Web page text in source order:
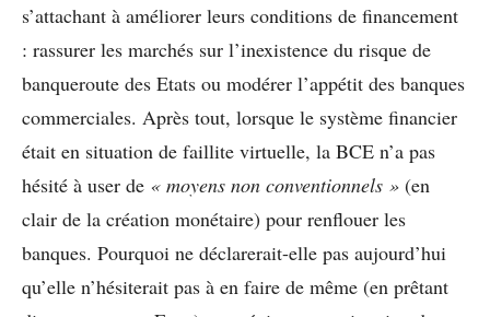
s’attachant à améliorer leurs conditions de financement
: rassurer les marchés sur l’inexistence du risque de
banqueroute des Etats ou modérer l’appétit des banques
commerciales. Après tout, lorsque le système financier
était en situation de faillite virtuelle, la BCE n’a pas
hésité à user de « moyens non conventionnels » (en
clair de la création monétaire) pour renflouer les
banques. Pourquoi ne déclarerait-elle pas aujourd’hui
qu’elle n’hésiterait pas à en faire de même (en prêtant